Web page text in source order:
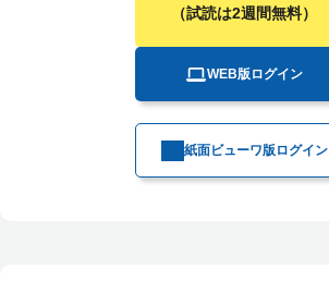
（試読は2週間無料）
WEB版ログイン
紙面ビューワ版ログイン